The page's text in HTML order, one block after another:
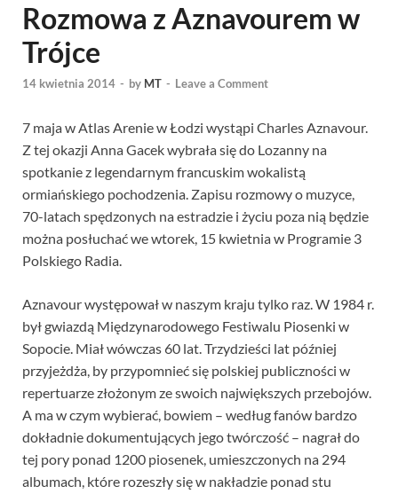
Rozmowa z Aznavourem w
Trójce
14 kwietnia 2014 - by MT - Leave a Comment
7 maja w Atlas Arenie w Łodzi wystąpi Charles Aznavour.
Z tej okazji Anna Gacek wybrała się do Lozanny na
spotkanie z legendarnym francuskim wokalistą
ormiańskiego pochodzenia. Zapisu rozmowy o muzyce,
70-latach spędzonych na estradzie i życiu poza nią będzie
można posłuchać we wtorek, 15 kwietnia w Programie 3
Polskiego Radia.
Aznavour występował w naszym kraju tylko raz. W 1984 r.
był gwiazdą Międzynarodowego Festiwalu Piosenki w
Sopocie. Miał wówczas 60 lat. Trzydzieści lat później
przyjeżdża, by przypomnieć się polskiej publiczności w
repertuarze złożonym ze swoich największych przebojów.
A ma w czym wybierać, bowiem – według fanów bardzo
dokładnie dokumentujących jego twórczość – nagrał do
tej pory ponad 1200 piosenek, umieszczonych na 294
albumach, które rozeszły się w nakładzie ponad stu